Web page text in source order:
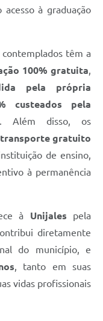
à graduação
contemplados têm a
100% gratuita,
pela própria
custeados pela
. Além disso, os
transporte gratuito
de ensino,
à permanência
à Unijales pela
diretamente
do município, e
, tanto em suas
vidas profissionais